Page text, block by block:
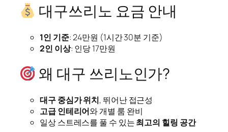
대구쓰리노 요금 안내
1인 기준: 24만원 (1시간 30분 기준)
2인 이상: 인당 17만원
왜 대구 쓰리노인가?
대구 중심가 위치, 뛰어난 접근성
고급 인테리어와 개별 룸 완비
일상 스트레스를 풀 수 있는최고의 힐링 공간